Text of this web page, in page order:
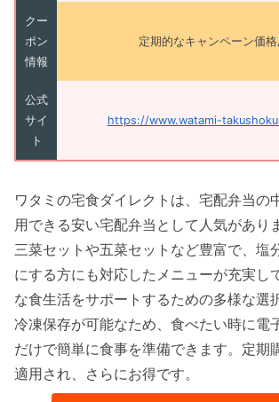
クー
ポン
情報
定期的なキャンペーン価格
公式
サイ
ト
https://www.watami-
ワタミの宅食ダイレクトは、宅配弁当の
用できる安い宅配弁当として人気があり
三菜セットや五菜セットなど豊富で、塩
にする方にも対応したメニューが充実し
な食生活をサポートするための多様な選
冷凍保存が可能なため、食べたい時に電
だけで簡単に食事を準備できます。定期
適用され、さらにお得です。